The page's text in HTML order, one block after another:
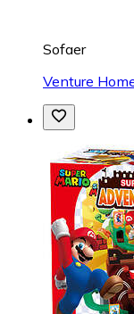
Sofaer
Venture